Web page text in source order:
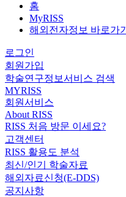
홈
MyRISS
해외전자정보 바로가기
로그인
회원가입
학술연구정보서비스 검색
MYRISS
회원서비스
About RISS
RISS 처음 방문 이세요?
고객센터
RISS 활용도 분석
최신/인기 학술자료
해외자료신청(E-DDS)
공지사항